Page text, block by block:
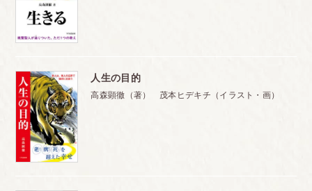
人生の目的
高森顕徹（著） 茂本ヒデキチ（イラスト・画）